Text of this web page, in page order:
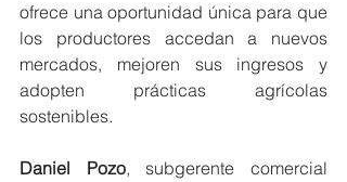
ofrece una oportunidad única para que
los productores accedan a nuevos
mercados, mejoren sus ingresos y
adopten prácticas agrícolas
sostenibles.
Daniel Pozo, subgerente comercial